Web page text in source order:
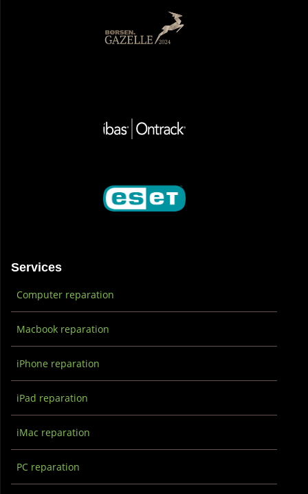
Services
Computer reparation
Macbook reparation
iPhone reparation
iPad reparation
iMac reparation
PC reparation